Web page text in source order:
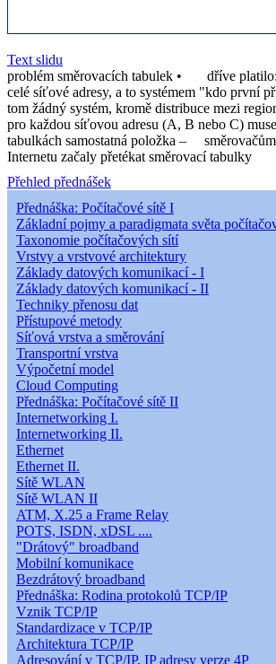
Text slidu
problém směrovacích tabulek • dříve
celé síťové adresy, a to systémem "kdo
tom žádný systém, kromě distribuce mezi
pro každou síťovou adresu (A, B nebo C)
tabulkách samostatná položka – směrovačům
Internetu začaly přetékat směrovací tabulky
Přehled přednášek
Přednáška: Počítačové sítě I
Základní pojmy a paradigmata světa
Taxonomie počítačových sítí
Vrstvy a vrstvové architektury
Základy datových komunikací - I
Základy datových komunikací - II
Techniky přenosu dat
Přístupové metody
Síťová vrstva a směrování
Transportní vrstva
Výpočetní model
Cloud Computing
Přednáška: Počítačové sítě II
Internetworking I.
Internetworking II.
Ethernet
Ethernet II.
Sítě WLAN
Sítě WLAN II
ATM, X.25 a Frame Relay
POTS, ISDN, xDSL ....
"Drátový" broadband
Mobilní komunikace
Bezdrátový broadband
Přednáška: Rodina protokolů TCP/IP
Vznik TCP/IP
Standardizace v TCP/IP
Architektura TCP/IP
Adresování v TCP/IP, IP adresy verze 4P